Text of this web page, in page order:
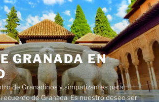
GRANADA EN
de Granadinos y simpatizantes para
de Granada. Es nuestro deseo ser